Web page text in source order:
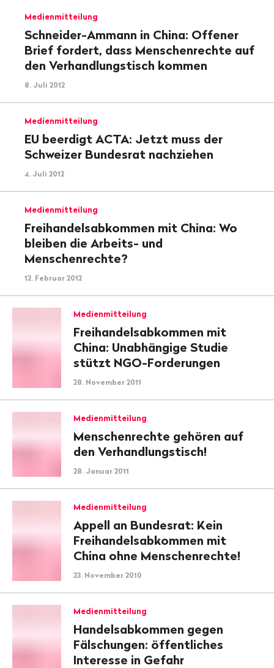
Medienmitteilung
Schneider-Ammann in China: Offener
Brief fordert, dass Menschenrechte auf
den Verhandlungstisch kommen
8. Juli 2012
Medienmitteilung
EU beerdigt ACTA: Jetzt muss der
Schweizer Bundesrat nachziehen
4. Juli 2012
Medienmitteilung
Freihandelsabkommen mit China: Wo
bleiben die Arbeits- und
Menschenrechte?
12. Februar 2012
Medienmitteilung
Freihandelsabkommen mit
China: Unabhängige Studie
stützt NGO-Forderungen
28. November 2011
Medienmitteilung
Menschenrechte gehören auf
den Verhandlungstisch!
28. Januar 2011
Medienmitteilung
Appell an Bundesrat: Kein
Freihandelsabkommen mit
China ohne Menschenrechte!
23. November 2010
Medienmitteilung
Handelsabkommen gegen
Fälschungen: öffentliches
Interesse in Gefahr